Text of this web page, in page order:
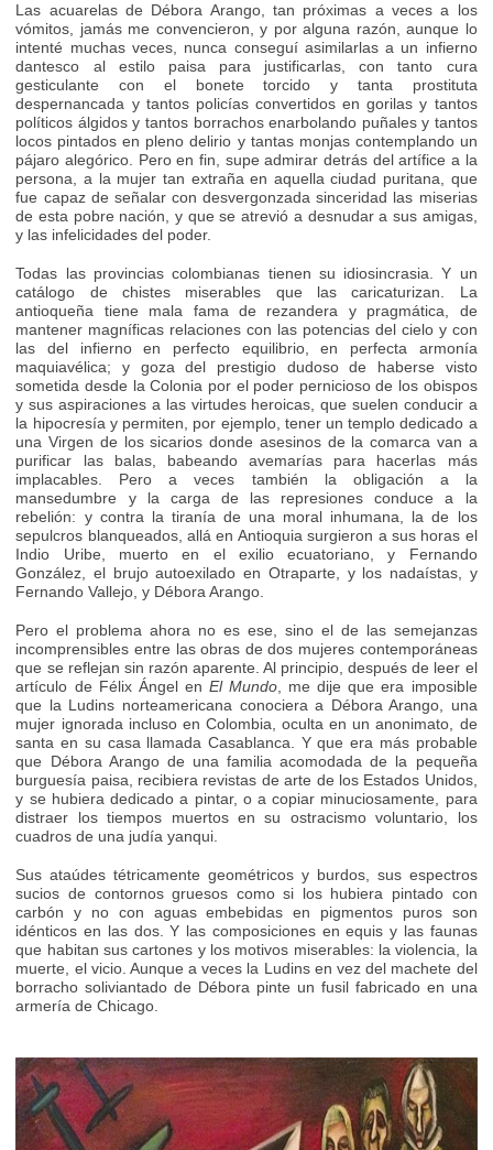
Las acuarelas de Débora Arango, tan próximas a veces a los
vómitos, jamás me convencieron, y por alguna razón, aunque lo
intenté muchas veces, nunca conseguí asimilarlas a un infierno
dantesco al estilo paisa para justificarlas, con tanto cura
gesticulante con el bonete torcido y tanta prostituta
despernancada y tantos policías convertidos en gorilas y tantos
políticos álgidos y tantos borrachos enarbolando puñales y tantos
locos pintados en pleno delirio y tantas monjas contemplando un
pájaro alegórico. Pero en fin, supe admirar detrás del artífice a la
persona, a la mujer tan extraña en aquella ciudad puritana, que
fue capaz de señalar con desvergonzada sinceridad las miserias
de esta pobre nación, y que se atrevió a desnudar a sus amigas,
y las infelicidades del poder.
Todas las provincias colombianas tienen su idiosincrasia. Y un
catálogo de chistes miserables que las caricaturizan. La
antioqueña tiene mala fama de rezandera y pragmática, de
mantener magníficas relaciones con las potencias del cielo y con
las del infierno en perfecto equilibrio, en perfecta armonía
maquiavélica; y goza del prestigio dudoso de haberse visto
sometida desde la Colonia por el poder pernicioso de los obispos
y sus aspiraciones a las virtudes heroicas, que suelen conducir a
la hipocresía y permiten, por ejemplo, tener un templo dedicado a
una Virgen de los sicarios donde asesinos de la comarca van a
purificar las balas, babeando avemarías para hacerlas más
implacables. Pero a veces también la obligación a la
mansedumbre y la carga de las represiones conduce a la
rebelión: y contra la tiranía de una moral inhumana, la de los
sepulcros blanqueados, allá en Antioquia surgieron a sus horas el
Indio Uribe, muerto en el exilio ecuatoriano, y Fernando
González, el brujo autoexilado en Otraparte, y los nadaístas, y
Fernando Vallejo, y Débora Arango.
Pero el problema ahora no es ese, sino el de las semejanzas
incomprensibles entre las obras de dos mujeres contemporáneas
que se reflejan sin razón aparente. Al principio, después de leer el
artículo de Félix Ángel en El Mundo , me dije que era imposible
que la Ludins norteamericana conociera a Débora Arango, una
mujer ignorada incluso en Colombia, oculta en un anonimato, de
santa en su casa llamada Casablanca. Y que era más probable
que Débora Arango de una familia acomodada de la pequeña
burguesía paisa, recibiera revistas de arte de los Estados Unidos,
y se hubiera dedicado a pintar, o a copiar minuciosamente, para
distraer los tiempos muertos en su ostracismo voluntario, los
cuadros de una judía yanqui.
Sus ataúdes tétricamente geométricos y burdos, sus espectros
sucios de contornos gruesos como si los hubiera pintado con
carbón y no con aguas embebidas en pigmentos puros son
idénticos en las dos. Y las composiciones en equis y las faunas
que habitan sus cartones y los motivos miserables: la violencia, la
muerte, el vicio. Aunque a veces la Ludins en vez del machete del
borracho soliviantado de Débora pinte un fusil fabricado en una
armería de Chicago.